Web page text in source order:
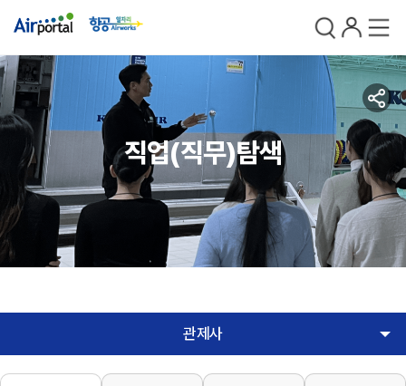
검색 로그인전체메
공
유
직업(직무)탐색
관제사